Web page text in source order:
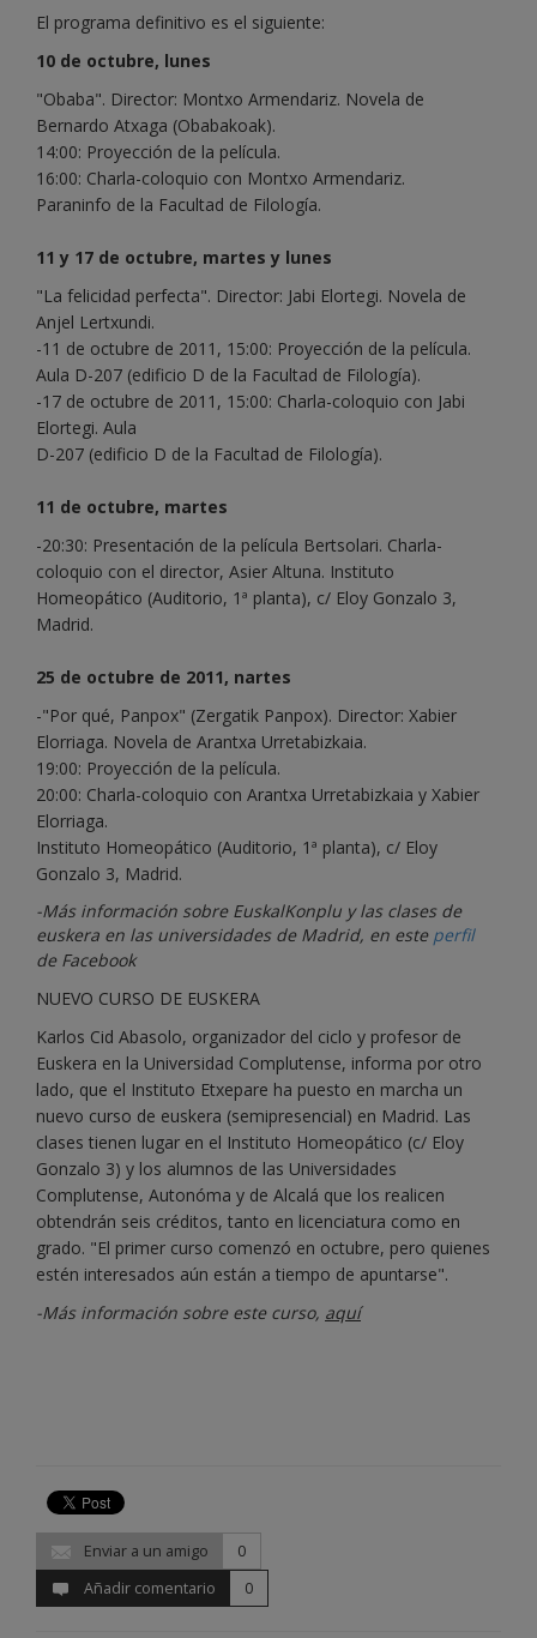
El programa definitivo es el siguiente:
10 de octubre, lunes
"Obaba". Director: Montxo Armendariz. Novela de
Bernardo Atxaga (Obabakoak).
14:00: Proyección de la película.
16:00: Charla-coloquio con Montxo Armendariz.
Paraninfo de la Facultad de Filología.
11 y 17 de octubre, martes y lunes
"La felicidad perfecta". Director: Jabi Elortegi. Novela de
Anjel Lertxundi.
-11 de octubre de 2011, 15:00: Proyección de la película.
Aula D-207 (edificio D de la Facultad de Filología).
-17 de octubre de 2011, 15:00: Charla-coloquio con Jabi
Elortegi. Aula
D-207 (edificio D de la Facultad de Filología).
11 de octubre, martes
-20:30: Presentación de la película Bertsolari. Charla-
coloquio con el director, Asier Altuna. Instituto
Homeopático (Auditorio, 1ª planta), c/ Eloy Gonzalo 3,
Madrid.
25 de octubre de 2011, nartes
-"Por qué, Panpox" (Zergatik Panpox). Director: Xabier
Elorriaga. Novela de Arantxa Urretabizkaia.
19:00: Proyección de la película.
20:00: Charla-coloquio con Arantxa Urretabizkaia y Xabier
Elorriaga.
Instituto Homeopático (Auditorio, 1ª planta), c/ Eloy
Gonzalo 3, Madrid.
-Más información sobre EuskalKonplu y las clases de
euskera en las universidades de Madrid, en este perfil
de Facebook
NUEVO CURSO DE EUSKERA
Karlos Cid Abasolo, organizador del ciclo y profesor de
Euskera en la Universidad Complutense, informa por otro
lado, que el Instituto Etxepare ha puesto en marcha un
nuevo curso de euskera (semipresencial) en Madrid. Las
clases tienen lugar en el Instituto Homeopático (c/ Eloy
Gonzalo 3) y los alumnos de las Universidades
Complutense, Autonóma y de Alcalá que los realicen
obtendrán seis créditos, tanto en licenciatura como en
grado. "El primer curso comenzó en octubre, pero quienes
estén interesados aún están a tiempo de apuntarse".
-Más información sobre este curso, aquí
Enviar a un amigo
0
Añadir comentario
0